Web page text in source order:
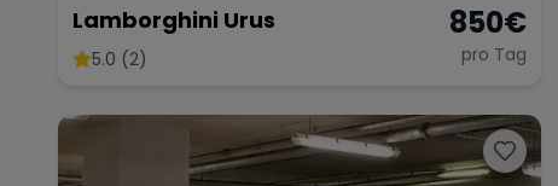
Lamborghini Urus
5.0 (2)
850€
pro Tag